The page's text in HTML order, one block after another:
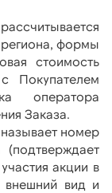
региона, формы
стоимость
Покупателем
оператора
Заказа.
номер
акции в
внешний вид и